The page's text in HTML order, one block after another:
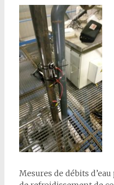
Mesures de débits